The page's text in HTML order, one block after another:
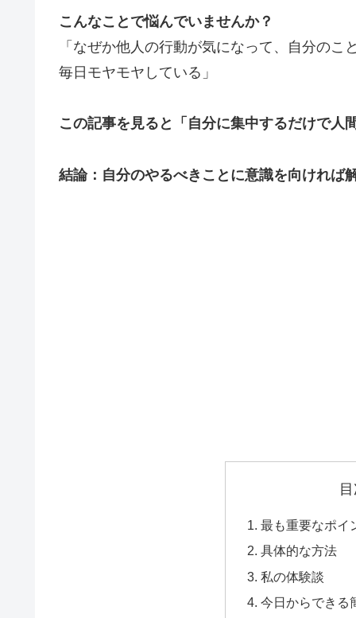
こんなことで悩んでいませんか？
「なぜか他人の行動が気になって、自分の
毎日モヤモヤしている」
この記事を見ると「自分に集中するだけで人
結論：自分のやるべきことに意識を向ければ
最も重要なポイ
具体的な方法
私の体験談
今日からできる